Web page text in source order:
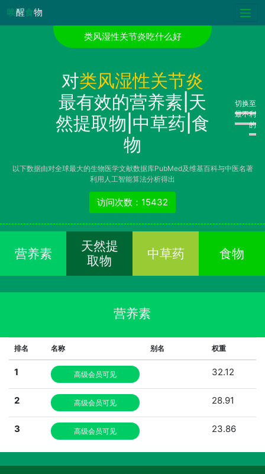
唤醒食物
类风湿性关节炎吃什么好
对类风湿性关节炎
最有效的营养素|天
然提取物|中草药|食
物
切换至
最不利
的
以下数据由对全球最大的生物医学文献数据库PubMed及维基百科与中医名著
利用人工智能算法分析得出
访问次数：15432
营养素
天然提
取物
中草药 食物
营养素
排名 名称 别名 权重
1 高级会员可见 32.12
2 高级会员可见 28.91
3 高级会员可见 23.86